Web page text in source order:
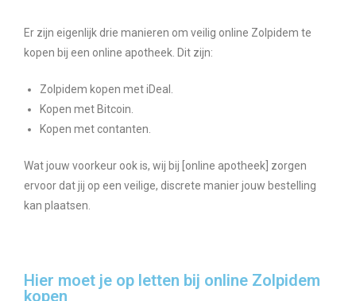
Er zijn eigenlijk drie manieren om veilig online Zolpidem te
kopen bij een online apotheek. Dit zijn:
Zolpidem kopen met iDeal.
Kopen met Bitcoin.
Kopen met contanten.
Wat jouw voorkeur ook is, wij bij [online apotheek] zorgen
ervoor dat jij op een veilige, discrete manier jouw bestelling
kan plaatsen.
Hier moet je op letten bij online Zolpidem
kopen